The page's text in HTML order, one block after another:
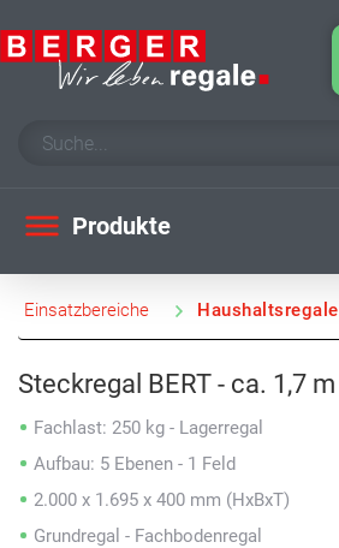
Produkte
Einsatzbereiche Haushaltsregale
Steckregal BERT - ca. 1,7 m
Fachlast: 250 kg - Lagerregal
Aufbau: 5 Ebenen - 1 Feld
2.000 x 1.695 x 400 mm (HxBxT)
Grundregal - Fachbodenregal